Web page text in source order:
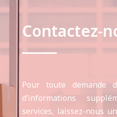
Contactez-
Pour toute demande
d’informations
services, laissez-nous